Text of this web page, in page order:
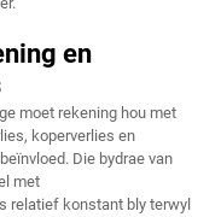
en
moet rekening hou met
koperverlies en
Die bydrae van
met
relatief konstant bly terwyl